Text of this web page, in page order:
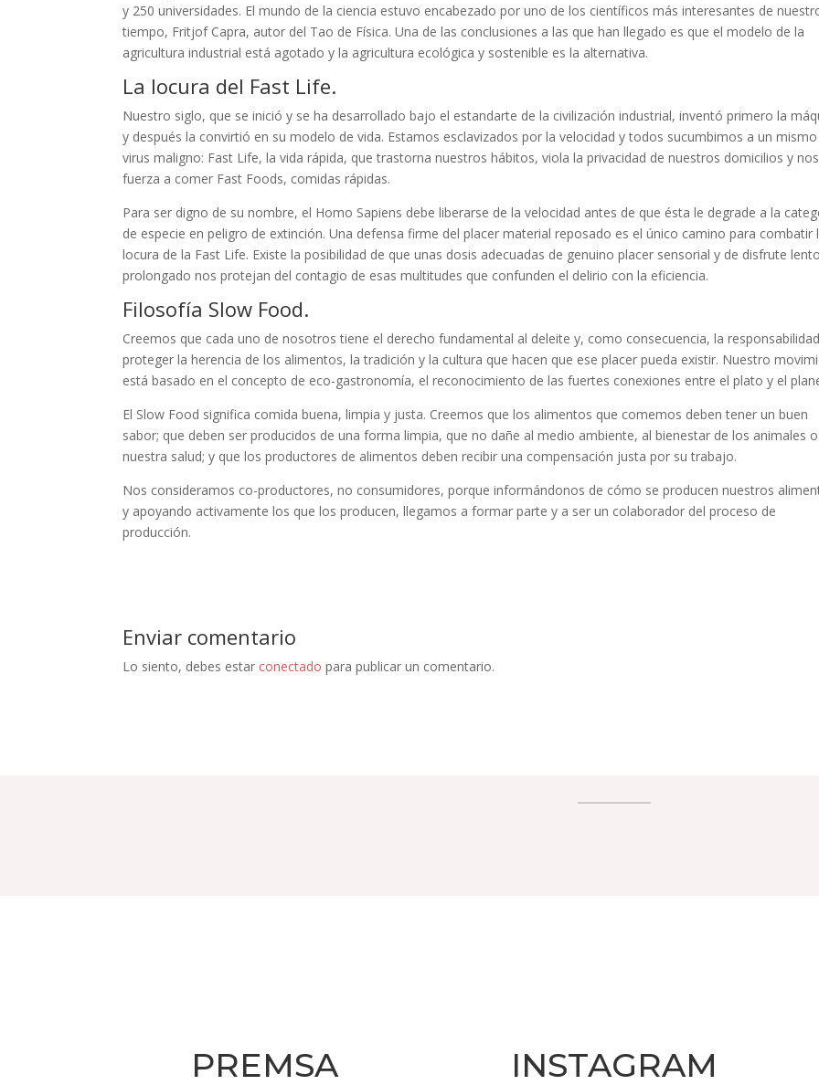
y 250 universidades. El mundo de la ciencia estuvo encabezado por uno de los científicos más interesantes de
tiempo, Fritjof Capra, autor del Tao de Física. Una de las conclusiones a las que han llegado es que el modelo de la
agricultura industrial está agotado y la agricultura ecológica y sostenible es la alternativa.
La locura del Fast Life.
Nuestro siglo, que se inició y se ha desarrollado bajo el estandarte de la civilización industrial, inventó primero la
y después la convirtió en su modelo de vida. Estamos esclavizados por la velocidad y todos sucumbimos a un mismo
virus maligno: Fast Life, la vida rápida, que trastorna nuestros hábitos, viola la privacidad de nuestros domicilios y nos
fuerza a comer Fast Foods, comidas rápidas.
Para ser digno de su nombre, el Homo Sapiens debe liberarse de la velocidad antes de que ésta le degrade a la
de especie en peligro de extinción. Una defensa firme del placer material reposado es el único camino para combatir
locura de la Fast Life. Existe la posibilidad de que unas dosis adecuadas de genuino placer sensorial y de disfrute
prolongado nos protejan del contagio de esas multitudes que confunden el delirio con la eficiencia.
Filosofía Slow Food.
Creemos que cada uno de nosotros tiene el derecho fundamental al deleite y, como consecuencia, la
proteger la herencia de los alimentos, la tradición y la cultura que hacen que ese placer pueda existir. Nuestro
está basado en el concepto de eco-gastronomía, el reconocimiento de las fuertes conexiones entre el plato y el
El Slow Food significa comida buena, limpia y justa. Creemos que los alimentos que comemos deben tener un buen
sabor; que deben ser producidos de una forma limpia, que no dañe al medio ambiente, al bienestar de los animales
nuestra salud; y que los productores de alimentos deben recibir una compensación justa por su trabajo.
Nos consideramos co-productores, no consumidores, porque informándonos de cómo se producen nuestros
y apoyando activamente los que los producen, llegamos a formar parte y a ser un colaborador del proceso de
producción.
Enviar comentario
Lo siento, debes estar conectado para publicar un comentario.
PREMSA INSTAGRAM